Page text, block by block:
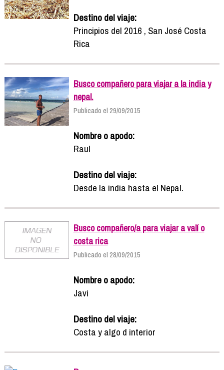
Destino del viaje:
Principios del 2016 , San José Costa
Rica
Busco compañero para viajar a la india y
nepal.
Publicado el 29/09/2015
Nombre o apodo:
Raul
Destino del viaje:
Desde la india hasta el Nepal.
Busco compañero/a para viajar a valí o
costa rica
Publicado el 28/09/2015
Nombre o apodo:
Javi
Destino del viaje:
Costa y algo d interior